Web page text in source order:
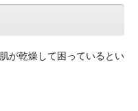
が乾燥して困っているとい